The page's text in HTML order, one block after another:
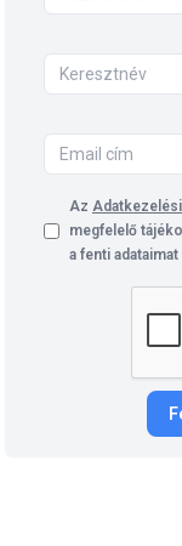
Az
megfelelő
a fenti